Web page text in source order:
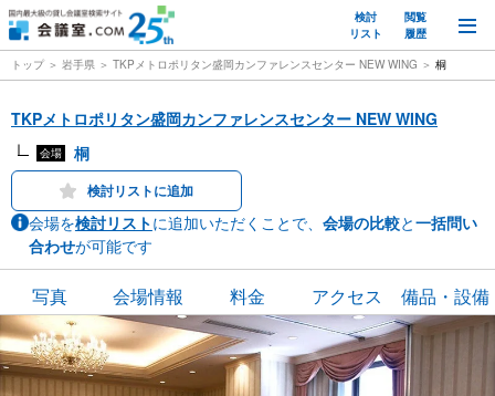
検討
リスト
閲覧
履歴
トップ 岩手県 TKPメトロポリタン盛岡カンファレンスセンター NEW WING 桐
TKPメトロポリタン盛岡カンファレンスセンター NEW WING
会場 桐
検討リストに追加
会場を検討リストに追加いただくことで、 会場の比較と一括問い
合わせが可能です
写真 会場情報 料金 アクセス 備品・設備